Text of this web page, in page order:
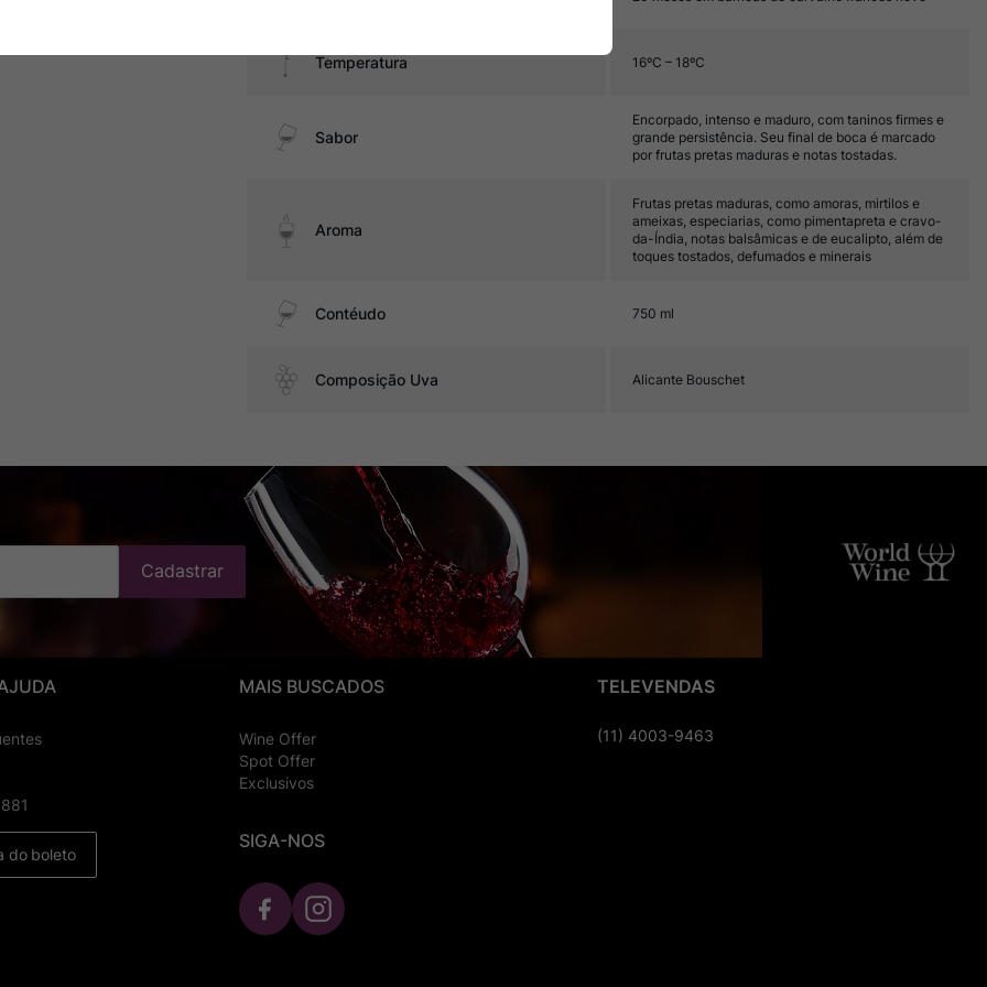
Temperatura 16ºC – 18ºC
Sabor
Encorpado, intenso e maduro, com taninos firmes e
grande persistência. Seu final de boca é marcado
por frutas pretas maduras e notas tostadas.
Aroma
Frutas pretas maduras, como amoras, mirtilos e
ameixas, especiarias, como pimentapreta e cravo-
da-Índia, notas balsâmicas e de eucalipto, além de
toques tostados, defumados e minerais
Contéudo 750 ml
Composição Uva Alicante Bouschet
Cadastrar
do boleto
MAIS BUSCADOS
Wine Offer
Spot Offer
Exclusivos
SIGA-NOS
TELEVENDAS
(11) 4003-9463